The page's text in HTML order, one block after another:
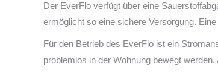
Der EverFlo verfügt über eine
ermöglicht so eine sichere Versorgung.
Für den Betrieb des EverFlo ist ein
problemlos in der Wohnung bewegt